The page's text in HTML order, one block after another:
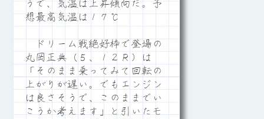
うで、気温は上昇傾向だ。予
想最高気温は１７℃
ドリーム戦絶好枠で登場の
丸岡正典（５、１２Ｒ）は
「そのまま乗ってみて回転の
上がりが遅い。でもエンジン
は良さそうで、このままでい
こうか考えます」と引いたモ